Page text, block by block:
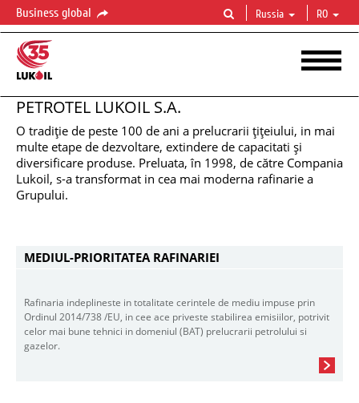
Business global Russia RO
PETROTEL LUKOIL S.A.
O tradiţie de peste 100 de ani a prelucrarii ţiţeiului, in mai
multe etape de dezvoltare, extindere de capacitati şi
diversificare produse. Preluata, în 1998, de către Compania
Lukoil, s-a transformat in cea mai moderna rafinarie a
Grupului.
PETROTELLUKOILS.A.
Fabricarea produselor
MEDIUL-PRIORITATEA RAFINARIEI
Rafinaria indeplineste in totalitate cerintele de mediu impuse prin
Ordinul 2014/738 /EU, in cee ace priveste stabilirea emisiilor, potrivit
celor mai bune tehnici in domeniul (BAT) prelucrarii petrolului si
gazelor.